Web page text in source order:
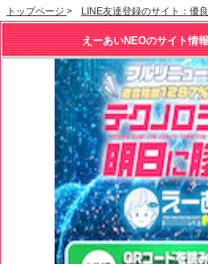
トップページ > LINE友達登録のサイト：優良
えーあいNEOのサイト情